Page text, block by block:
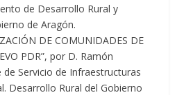
de Desarrollo Rural y
de Aragón.
DE COMUNIDADES DE
PDR”, por D. Ramón
de Servicio de Infraestructuras
Desarrollo Rural del Gobierno